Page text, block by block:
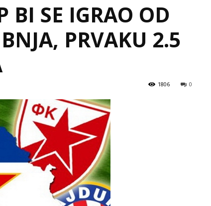
BI SE IGRAO OD
PRVAKU 2.5
0
1806